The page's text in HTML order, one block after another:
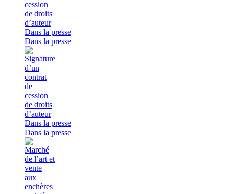
Dans la presse
Dans la presse
Dans la presse
Dans la presse